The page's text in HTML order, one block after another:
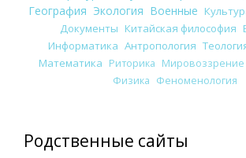
География Экология Военные
Документы Китайская философия
Информатика Антропология
Математика Риторика Мировоззрение
Физика Феноменология
Родственные сайты